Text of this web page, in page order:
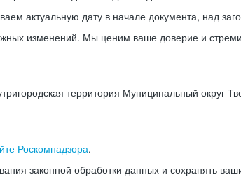
актуальную дату в начале документа, над
изменений. Мы ценим ваше доверие и
территория Муниципальный округ
Роскомнадзора.
законной обработки данных и сохранять